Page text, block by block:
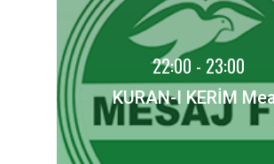
22:00 - 23:00
KURAN-I KERİM